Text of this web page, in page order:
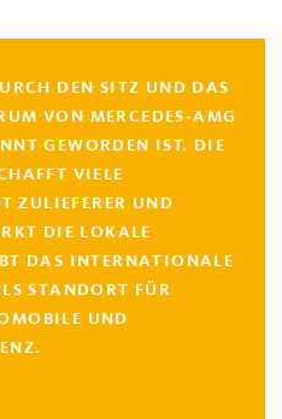
DEN SITZ UND DAS
VON MERCEDES‑AMG
GEWORDEN IST. DIE
VIELE
ZULIEFERER UND
DIE LOKALE
DAS INTERNATIONALE
STANDORT FÜR
UND